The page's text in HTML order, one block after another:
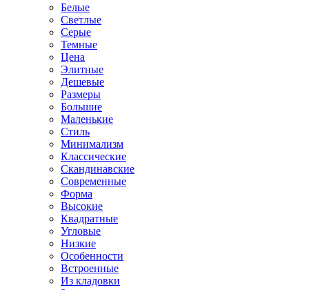
Белые
Светлые
Серые
Темные
Цена
Элитные
Дешевые
Размеры
Большие
Маленькие
Стиль
Минимализм
Классические
Скандинавские
Современные
Форма
Высокие
Квадратные
Угловые
Низкие
Особенности
Встроенные
Из кладовки